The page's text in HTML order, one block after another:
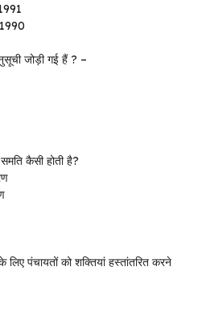
जोड़ी गई हैं ? –
कैसी होती है?
लिए पंचायतों को शक्तियां हस्तांतरित करने